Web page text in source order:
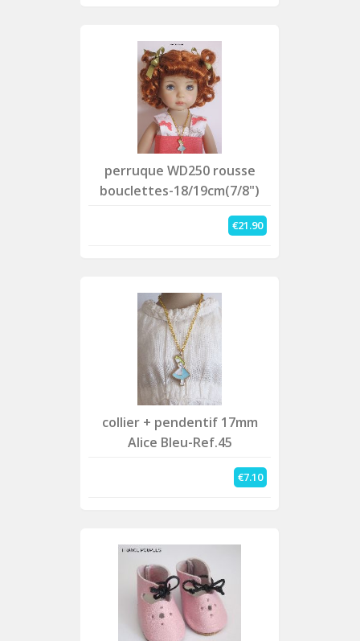
perruque WD250 rousse
bouclettes-18/19cm(7/8")
€21.90
collier + pendentif 17mm
Alice Bleu-Ref.45
€7.10